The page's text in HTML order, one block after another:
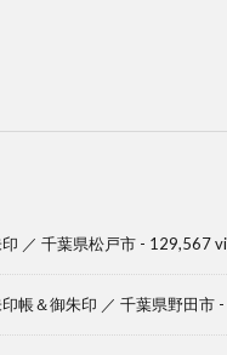
／ 千葉県松戸市 - 129,567
帳＆御朱印 ／ 千葉県野田市